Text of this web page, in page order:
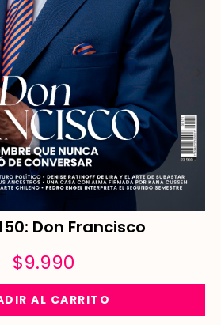
Don Francisco
$9.990
AL CARRITO